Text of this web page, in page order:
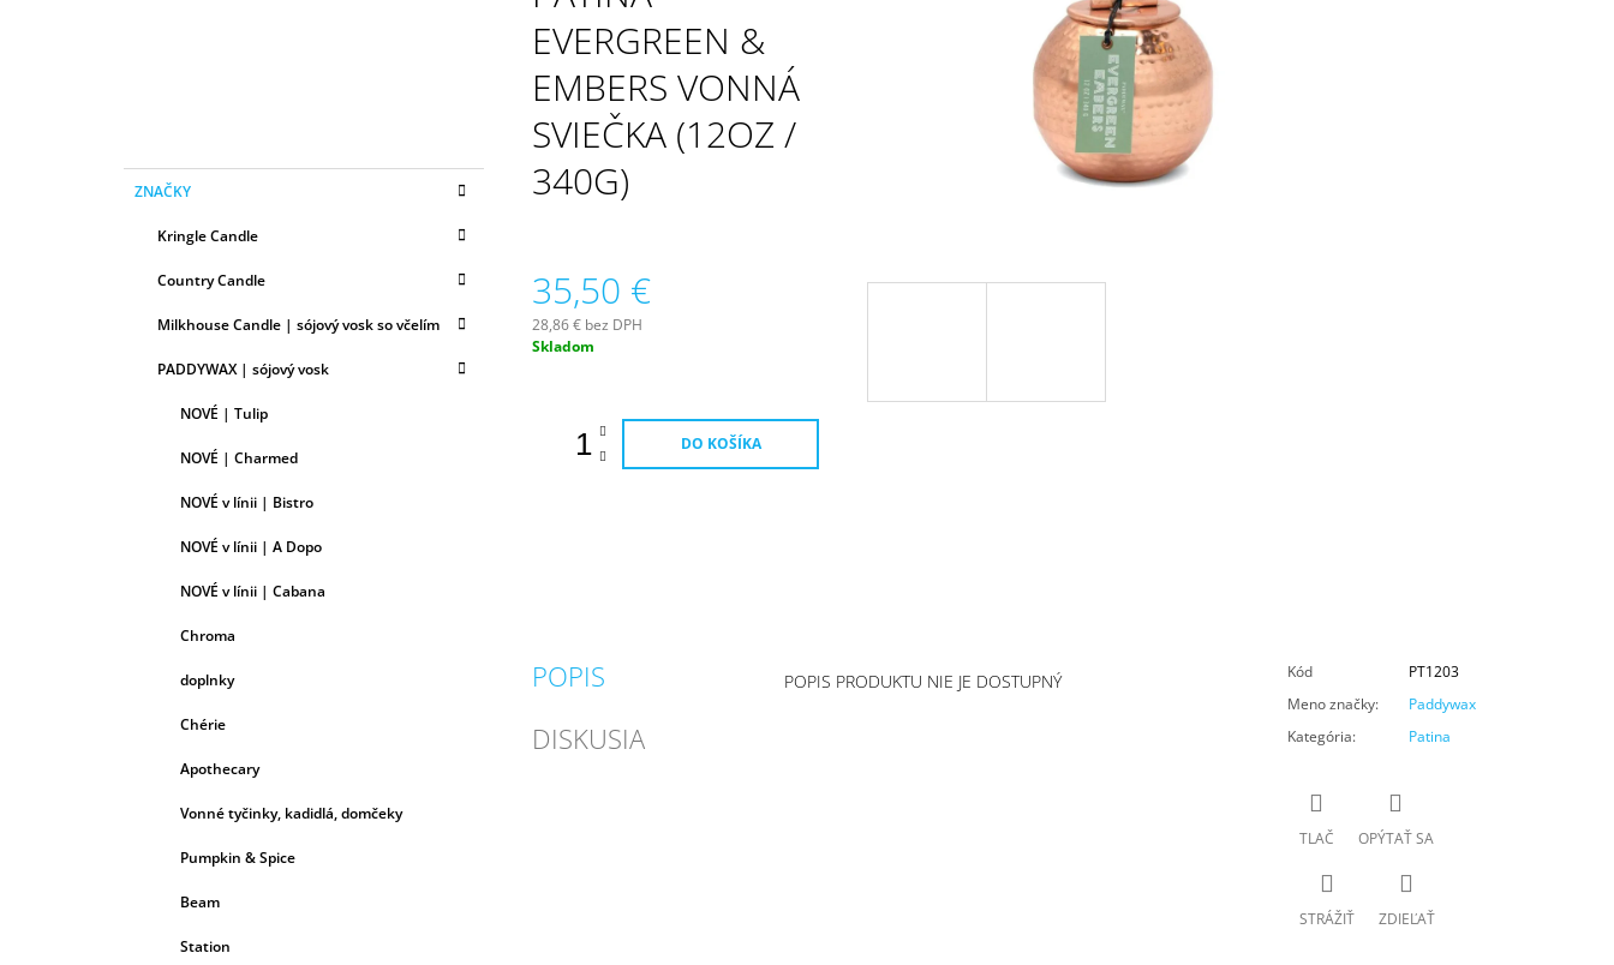
kategórie
K
AZNAČKY
Kringle Candle
Country Candle
Milkhouse Candle | sójový vosk so včelím
PADDYWAX | sójový vosk
NOVÉ | Tulip
NOVÉ | Charmed
NOVÉ v línii | Bistro
NOVÉ v línii | A Dopo
NOVÉ v línii | Cabana
Chroma
doplnky
Chérie
Apothecary
Vonné tyčinky, kadidlá, domčeky
Pumpkin & Spice
Beam
Station
EVERGREEN &
EMBERS VONNÁ
SVIEČKA (12OZ /
340G)
35,50 €
28,86 € bez DPH
Jednotková
Skladom
DO KOŠÍKA
POPIS
DISKUSIA
POPIS PRODUKTU NIE JE DOSTUPNÝ Kód
PT1203
Meno značky:
Paddywax
Kategória: Patina
TLAČ OPÝTAŤ SA
STRÁŽIŤ ZDIEĽAŤ
16,90 €